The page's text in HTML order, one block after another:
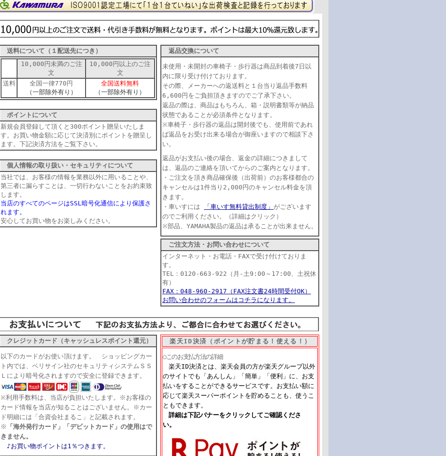
送料について（１配送先につき）
10,000円未満のご注
文
10,000円以上のご注
文
送料
全国一律770円
（一部除外有り）
全国送料無料
（一部除外有り）
ポイントについて
新規会員登録して頂くと300ポイント贈呈いたしま
す。お買い物金額に応じて決済別にポイントを贈呈し
ます。下記決済方法をご覧下さい。
個人情報の取り扱い・セキュリティについて
当社では、お客様の情報を業務以外に用いることや、
第三者に漏らすことは、一切行わないことをお約束致
します。
当店のすべてのページはSSL暗号化通信により保護さ
れます。
安心してお買い物をお楽しみください。
返品交換について
未使用・未開封の車椅子・歩行器は商品到着後7日以
内に限り受け付けております。
その際、メーカーへの返送料と１台当り返品手数料
6,600円をご負担頂きますのでご了承下さい。
返品の際は、商品はもちろん、箱・説明書類等が納品
状態であることが必須条件となります。
※車椅子・歩行器の返品は開封後でも、使用前であれ
ば返品をお受け出来る場合が御座いますので相談下さ
い。
返品がお支払い後の場合、返金の詳細につきまして
は、返品のご連絡を頂いてからのご案内となります。
・ご注文を頂き商品確保後（出荷前）のお客様都合の
キャンセルは1件当り2,000円のキャンセル料金を頂
きます。
・車いすには
「車いす無料貸出制度」 がございます
のでご利用ください。（詳細はクリック）
※部品、YAMAHA製品の返品は承ることが出来ません。
ご注文方法・お問い合わせについて
インターネット・お電話・FAXで受け付けておりま
す。
TEL：0120-663-922（月-土9:00～17:00、土祝休
有）
FAX：048-960-2917（FAX注文書24時間受付OK）
お問い合わせのフォームはコチラになります。
クレジットカード（キャッシュレスポイント還元）
以下のカードがお使い頂けます。 ショッピングカー
ト内では、ベリサイン社のセキュリティシステムＳＳ
Ｌにより暗号化されますので安全に登録できます。
※利用手数料は、当店が負担いたします。※お客様の
カード情報を当店が知ることはございません。※カー
ド明細には「合資会社まるこ」と記載されます。
※ 「海外発行カード」「デビットカード」の使用はで
きません。
♪お買い物ポイントは1％つきます。
楽天ID決済（ポイントが貯まる！使える！）
○このお支払方法の詳細
楽天ID決済とは、楽天会員の方が楽天グループ以外
のサイトでも「あんしん」「簡単」「便利」に、お支
払いをすることができるサービスです。お支払い額に
応じて楽天スーパーポイントを貯めることも、使うこ
ともできます。
詳細は下記バナーをクリックしてご確認くださ
い。